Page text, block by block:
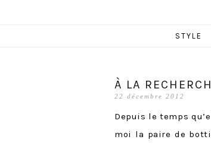
STYLE
À LA
22 décembre 2012
Depuis le temps
moi la paire de